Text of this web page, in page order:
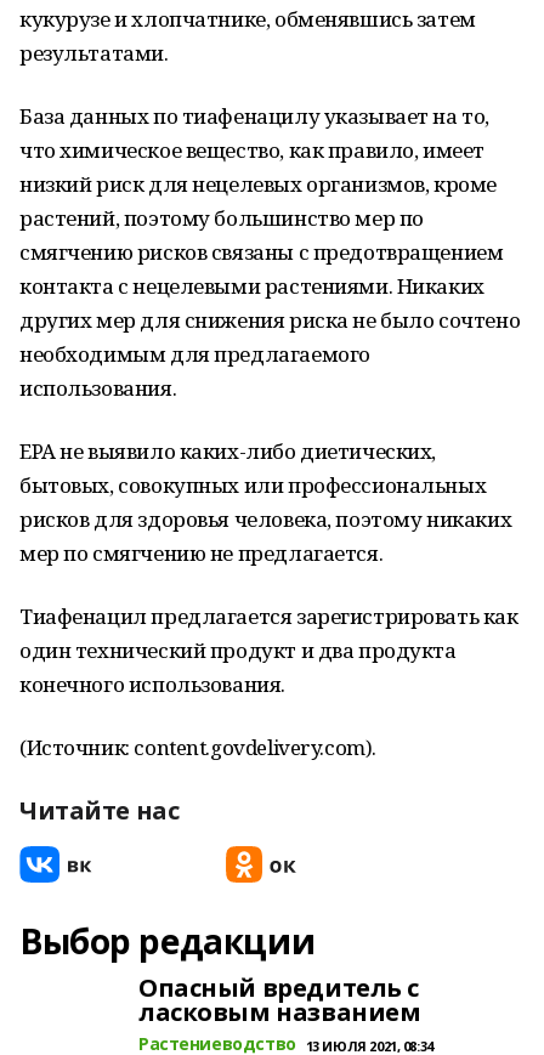
кукурузе и хлопчатнике, обменявшись затем
результатами.
База данных по тиафенацилу указывает на то,
что химическое вещество, как правило, имеет
низкий риск для нецелевых организмов, кроме
растений, поэтому большинство мер по
смягчению рисков связаны с предотвращением
контакта с нецелевыми растениями. Никаких
других мер для снижения риска не было сочтено
необходимым для предлагаемого
использования.
EPA не выявило каких-либо диетических,
бытовых, совокупных или профессиональных
рисков для здоровья человека, поэтому никаких
мер по смягчению не предлагается.
Тиафенацил предлагается зарегистрировать как
один технический продукт и два продукта
конечного использования.
(Источник: content.govdelivery.com).
Читайте нас
Выбор редакции
Опасный вредитель с
ласковым названием
Растениеводство 13 ИЮЛЯ 2021, 08:34